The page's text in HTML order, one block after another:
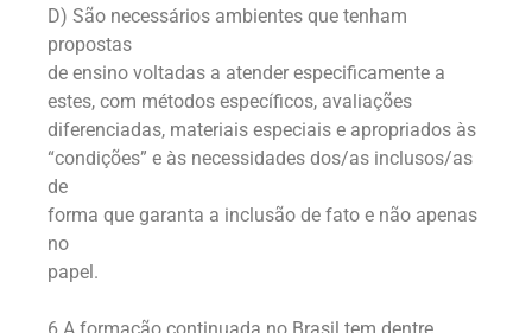
D) São necessários ambientes que tenham
propostas
de ensino voltadas a atender especificamente a
estes, com métodos específicos, avaliações
diferenciadas, materiais especiais e apropriados às
“condições” e às necessidades dos/as inclusos/as
de
forma que garanta a inclusão de fato e não apenas
no
papel.